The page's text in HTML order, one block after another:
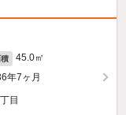
45.0㎡
年7ヶ月
目